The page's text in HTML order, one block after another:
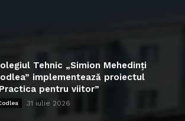
Tehnic „Simion Mehedinți
implementează proiectul
pentru viitor”
31 iulie 2026